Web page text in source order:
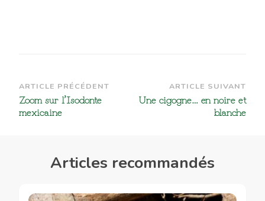
Navigation
d’article
ARTICLE PRÉCÉDENT
Zoom sur l’Isodonte
mexicaine
ARTICLE SUIVANT
Une cigogne… en noire et
blanche
Articles recommandés